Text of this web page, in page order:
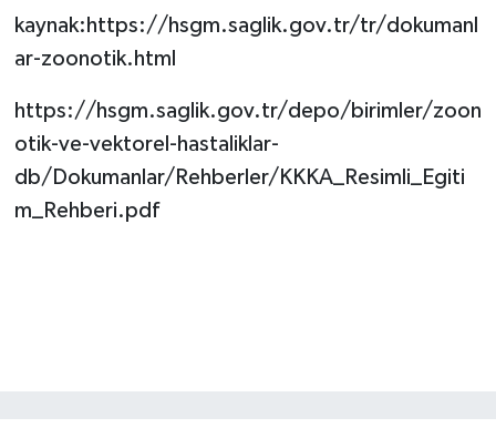
kaynak:https://hsgm.saglik.gov.tr/tr/dokumanl
ar-zoonotik.html
https://hsgm.saglik.gov.tr/depo/birimler/zoon
otik-ve-vektorel-hastaliklar-
db/Dokumanlar/Rehberler/KKKA_Resimli_Egiti
m_Rehberi.pdf